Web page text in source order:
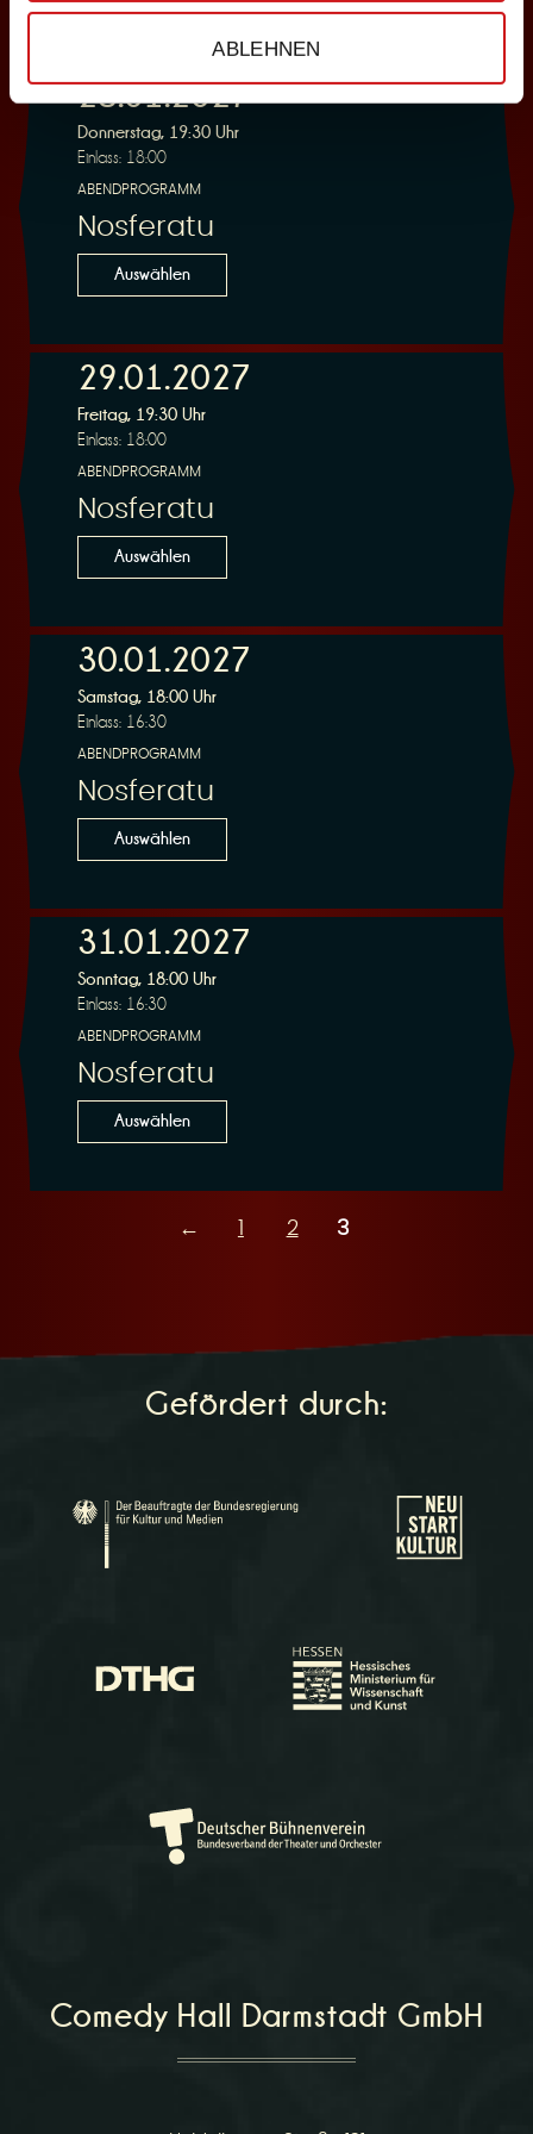
ABLEHNEN
28.01.2027
Donnerstag, 19:30 Uhr
Einlass: 18:00
ABENDPROGRAMM
Nosferatu
Auswählen
29.01.2027
Freitag, 19:30 Uhr
Einlass: 18:00
ABENDPROGRAMM
Nosferatu
Auswählen
30.01.2027
Samstag, 18:00 Uhr
Einlass: 16:30
ABENDPROGRAMM
Nosferatu
Auswählen
31.01.2027
Sonntag, 18:00 Uhr
Einlass: 16:30
ABENDPROGRAMM
Nosferatu
Auswählen
← 2 3
Gefördert durch:
Comedy Hall Darmstadt GmbH